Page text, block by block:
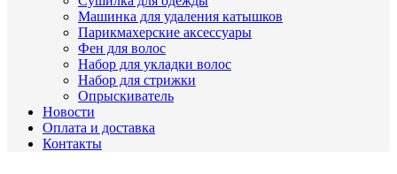
Машинка для удаления катышков
Парикмахерские аксессуары
Фен для волос
Набор для укладки волос
Набор для стрижки
Опрыскиватель
Новости
Оплата и доставка
Контакты